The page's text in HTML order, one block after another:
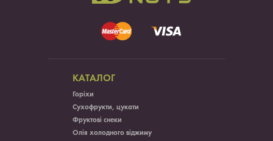
КАТАЛОГ
Горіхи
Сухофрукти, цукати
Фруктові снеки
Олія холодного віджиму